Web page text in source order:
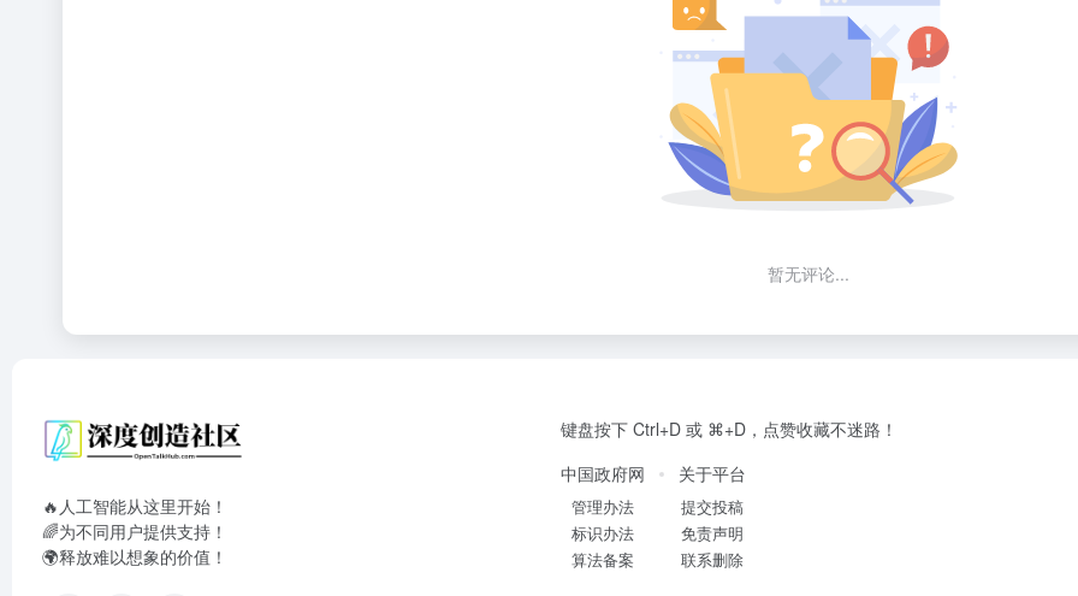
暂无评论...
🔥人工智能从这里开始！
🌈为不同用户提供支持！
🌍释放难以想象的价值！
键盘按下 Ctrl+D 或 ⌘+D，点赞收藏不迷路！
中国政府网
管理办法
标识办法
算法备案
关于平台
提交投稿
免责声明
联系删除